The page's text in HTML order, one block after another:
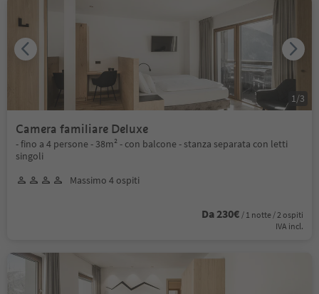
Camera familiare Deluxe
- fino a 4 persone - 38m² - con balcone - stanza separata con letti
singoli
Massimo 4 ospiti
Da 230€ / 1 notte / 2 ospiti
IVA incl.
1 /3